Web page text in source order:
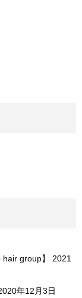
group】
2021
年12月3日